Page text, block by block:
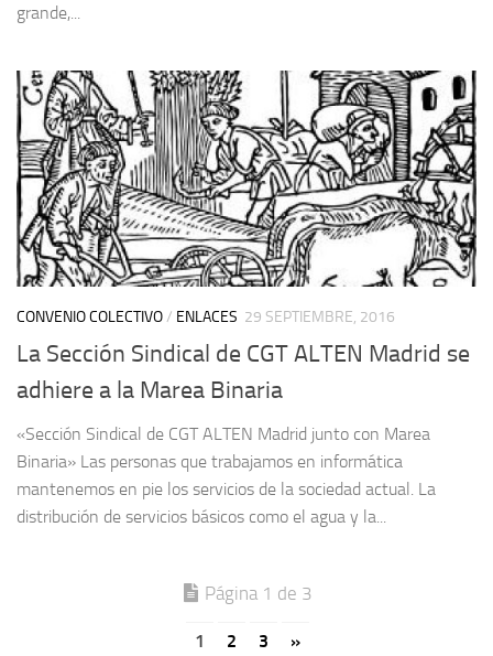
grande,...
CONVENIO COLECTIVO/ ENLACES 29 SEPTIEMBRE, 2016
La Sección Sindical de CGT ALTEN Madrid se
adhiere a la Marea Binaria
«Sección Sindical de CGT ALTEN Madrid junto con Marea
Binaria» Las personas que trabajamos en informática
mantenemos en pie los servicios de la sociedad actual. La
distribución de servicios básicos como el agua y la...
Página 1 de 3
1 2 3 »